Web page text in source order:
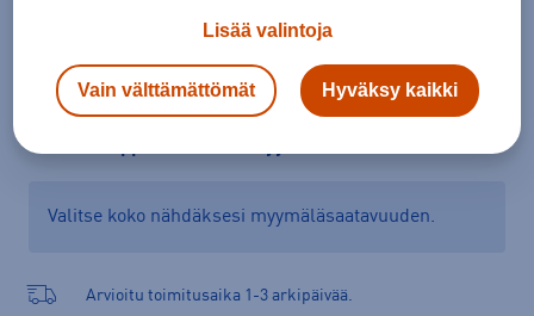
Tarkista saatavuus ja tilaa myymälästä
Verkkokauppa:
Valitse koko nähdäksesi myymäläsaatavuuden.
Arvioitu toimitusaika 1-3 arkipäivää.
Lisää valintoja
Vain välttämättömät Hyväksy kaikki